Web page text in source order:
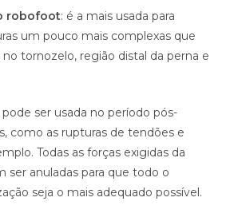
robofoot: é a mais usada para
um pouco mais complexas que
tornozelo, região distal da perna e
ser usada no período pós-
como as rupturas de tendões e
Todas as forças exigidas da
ser anuladas para que todo o
seja o mais adequado possível.